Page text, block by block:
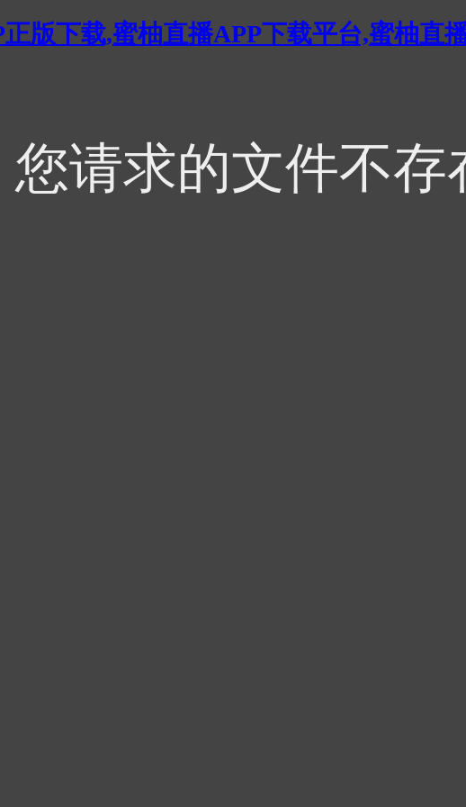
版下载,蜜柚直播APP下载平台,蜜柚直
，您请求的文件不